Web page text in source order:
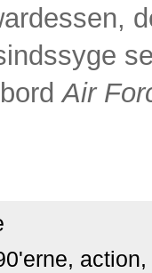
Air
, action,